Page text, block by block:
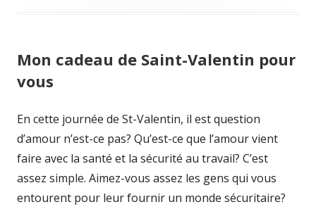
Mon cadeau de Saint-Valentin pour
vous
En cette journée de St-Valentin, il est question
d’amour n’est-ce pas? Qu’est-ce que l’amour vient
faire avec la santé et la sécurité au travail? C’est
assez simple. Aimez-vous assez les gens qui vous
entourent pour leur fournir un monde sécuritaire?